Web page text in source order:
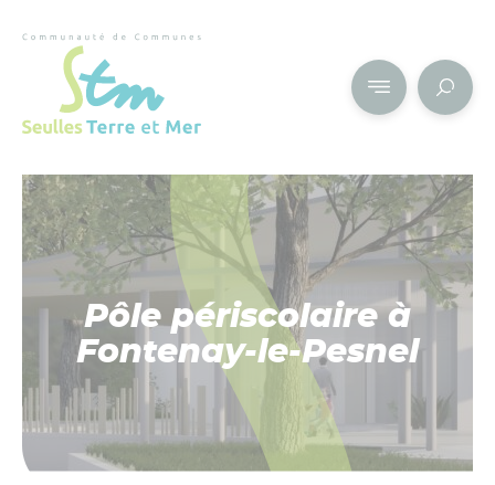
Pôle périscolaire à
Fontenay-le-Pesnel